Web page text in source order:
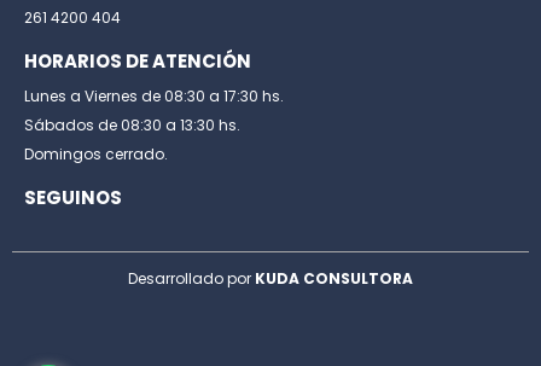
261 4200 404
HORARIOS DE ATENCIÓN
Lunes a Viernes de 08:30 a 17:30 hs.
Sábados de 08:30 a 13:30 hs.
Domingos cerrado.
SEGUINOS
Desarrollado por KUDA CONSULTORA